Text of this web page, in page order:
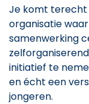
Je komt terecht
organisatie
samenwerking
initiatief te
en écht een
jongeren.